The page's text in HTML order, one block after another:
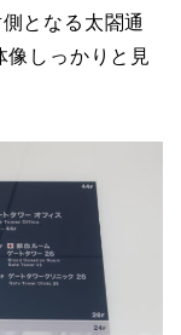
となる太閤通
像しっかりと見